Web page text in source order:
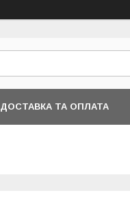
ДОСТАВКА ТА ОПЛАТА